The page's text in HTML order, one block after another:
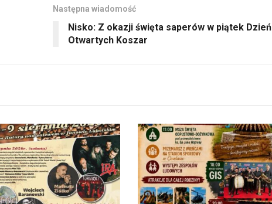
Następna wiadomość
Nisko: Z okazji święta saperów w piątek Dzień
Otwartych Koszar